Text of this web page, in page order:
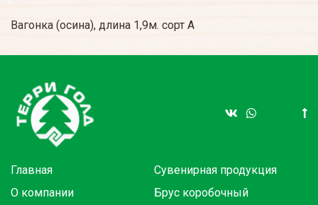
Вагонка (осина), длина 1,9м. сорт А
Главная
О компании
Сувенирная продукция
Брус коробочный